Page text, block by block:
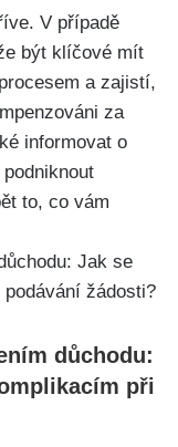
V případě
být klíčové mít
a zajistí,
za
informovat o
to, co vám
důchodu:
při